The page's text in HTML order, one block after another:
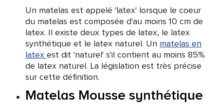
Un matelas est appelé 'latex' lorsque le coeur
du matelas est composée d'au moins 10 cm de
latex. Il existe deux types de latex, le latex
synthétique et le latex naturel. Un matelas en
latex est dit 'naturel' s'il contient au moins 85%
de latex naturel. La législation est très précise
sur cette définition.
Matelas Mousse synthétique